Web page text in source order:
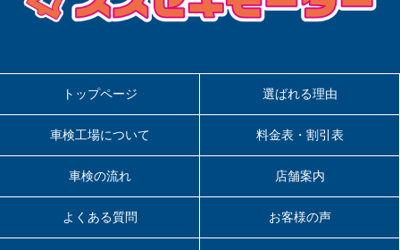
トップページ 選ばれる理由
車検工場について 料金表・割引表
車検の流れ 店舗案内
よくある質問 お客様の声